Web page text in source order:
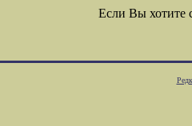
Если Вы хотите